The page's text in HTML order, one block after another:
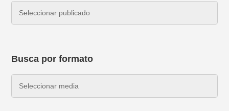
Busca por formato